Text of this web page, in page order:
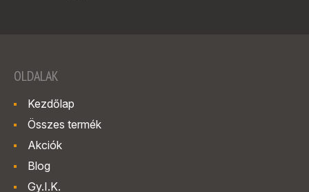
OLDALAK
Kezdőlap
Összes termék
Akciók
Blog
Gy.I.K.